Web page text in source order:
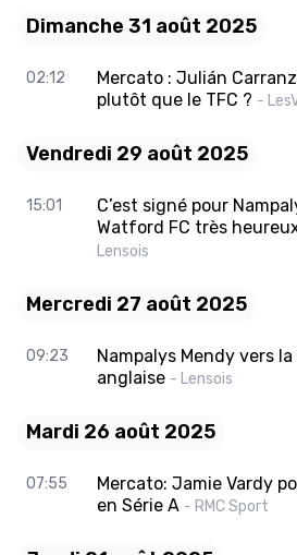
Dimanche 31 août 2025
02:12
Mercato : Julián
plutôt que le TFC ? -
Vendredi 29 août 2025
15:01
C’est signé pour
Watford FC très
Lensois
Mercredi 27 août 2025
09:23
Nampalys Mendy vers
anglaise - Lensois
Mardi 26 août 2025
07:55
Mercato: Jamie Vardy
en Série A - RMC Sport